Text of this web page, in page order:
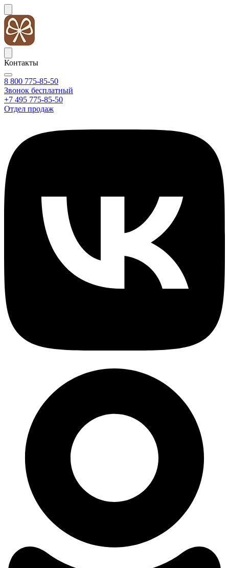
Контакты
8 800 775-85-50
Звонок бесплатный
+7 495 775-85-50
Отдел продаж